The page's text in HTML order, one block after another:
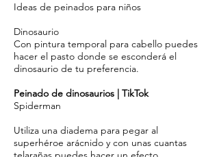
Ideas de peinados para niños
Dinosaurio
Con pintura temporal para cabello puedes
hacer el pasto donde se esconderá el
dinosaurio de tu preferencia.
Peinado de dinosaurios | TikTok
Spiderman
Utiliza una diadema para pegar al
superhéroe arácnido y con unas cuantas